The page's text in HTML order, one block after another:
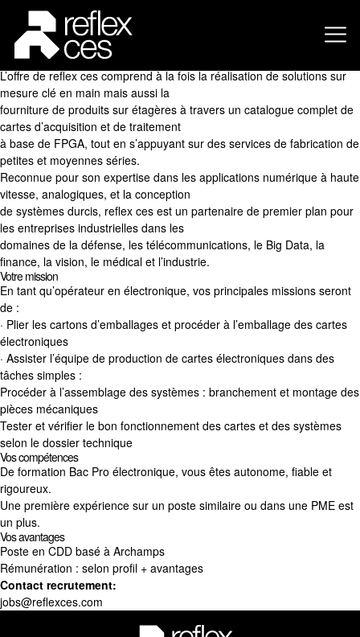
A la recherche d’un nouveau challenge ?
reflex ces, société leader dans la conception et la fabrication de cartes
et systèmes électroniques complexes
à base de FPGA, recherche un
L’offre de reflex ces comprend à la fois la réalisation de solutions sur
mesure clé en main mais aussi la
fourniture de produits sur étagères à travers un catalogue complet de
cartes d’acquisition et de traitement
à base de FPGA, tout en s’appuyant sur des services de fabrication de
petites et moyennes séries.
Reconnue pour son expertise dans les applications numérique à haute
vitesse, analogiques, et la conception
de systèmes durcis, reflex ces est un partenaire de premier plan pour
les entreprises industrielles dans les
domaines de la défense, les télécommunications, le Big Data, la
finance, la vision, le médical et l’industrie.
Votre mission
En tant qu’opérateur en électronique, vos principales missions seront
de :
· Plier les cartons d’emballages et procéder à l’emballage des cartes
électroniques
· Assister l’équipe de production de cartes électroniques dans des
tâches simples :
Procéder à l’assemblage des systèmes : branchement et montage des
pièces mécaniques
Tester et vérifier le bon fonctionnement des cartes et des systèmes
selon le dossier technique
Vos compétences
De formation Bac Pro électronique, vous êtes autonome, fiable et
rigoureux.
Une première expérience sur un poste similaire ou dans une PME est
un plus.
Vos avantages
Poste en CDD basé à Archamps
Rémunération : selon profil + avantages
Contact recrutement:
jobs@reflexces.com